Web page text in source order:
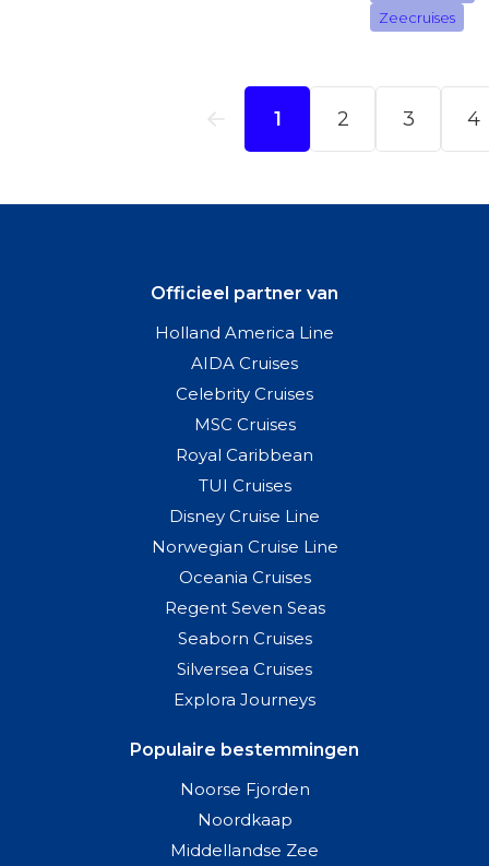
Officieel partner van
Holland America Line
AIDA Cruises
Celebrity Cruises
MSC Cruises
Royal Caribbean
TUI Cruises
Disney Cruise Line
Norwegian Cruise Line
Oceania Cruises
Regent Seven Seas
Seaborn Cruises
Silversea Cruises
Explora Journeys
Populaire bestemmingen
Noorse Fjorden
Noordkaap
Middellandse Zee